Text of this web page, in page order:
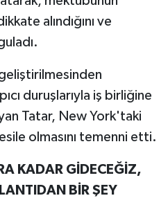
alındığını ve
duruşlarıyla iş birliğine
Tatar, New York'taki
olmasını temenni etti.
KADAR GİDECEĞİZ,
BİR ŞEY